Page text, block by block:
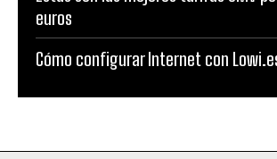
euros
Cómo configurar Internet con